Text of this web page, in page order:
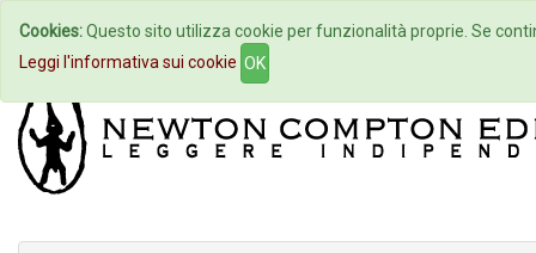
Home Autori Eventi
Cookies:Questo sito utilizza cookie per funzionalità proprie. Se
Leggi l'informativa sui cookie OK